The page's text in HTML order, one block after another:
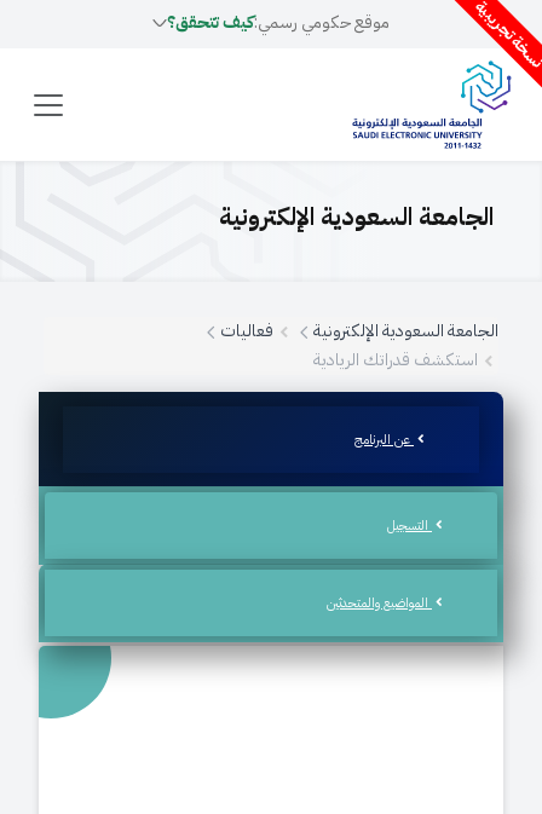
تجريبية موقع حكومي رسمي:كيف تتحقق؟
الجامعة السعودية الإلكترونية
الجامعة السعودية الإلكترونية
فعاليات
استكشف قدراتك الريادية
عن البرنامج
التسجيل
المواضيع والمتحدثين